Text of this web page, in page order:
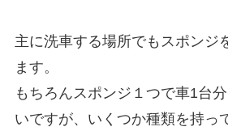
主に洗車する場所でもスポンジ
ます。
もちろんスポンジ１つで車1台
いですが、いくつか種類を持っ